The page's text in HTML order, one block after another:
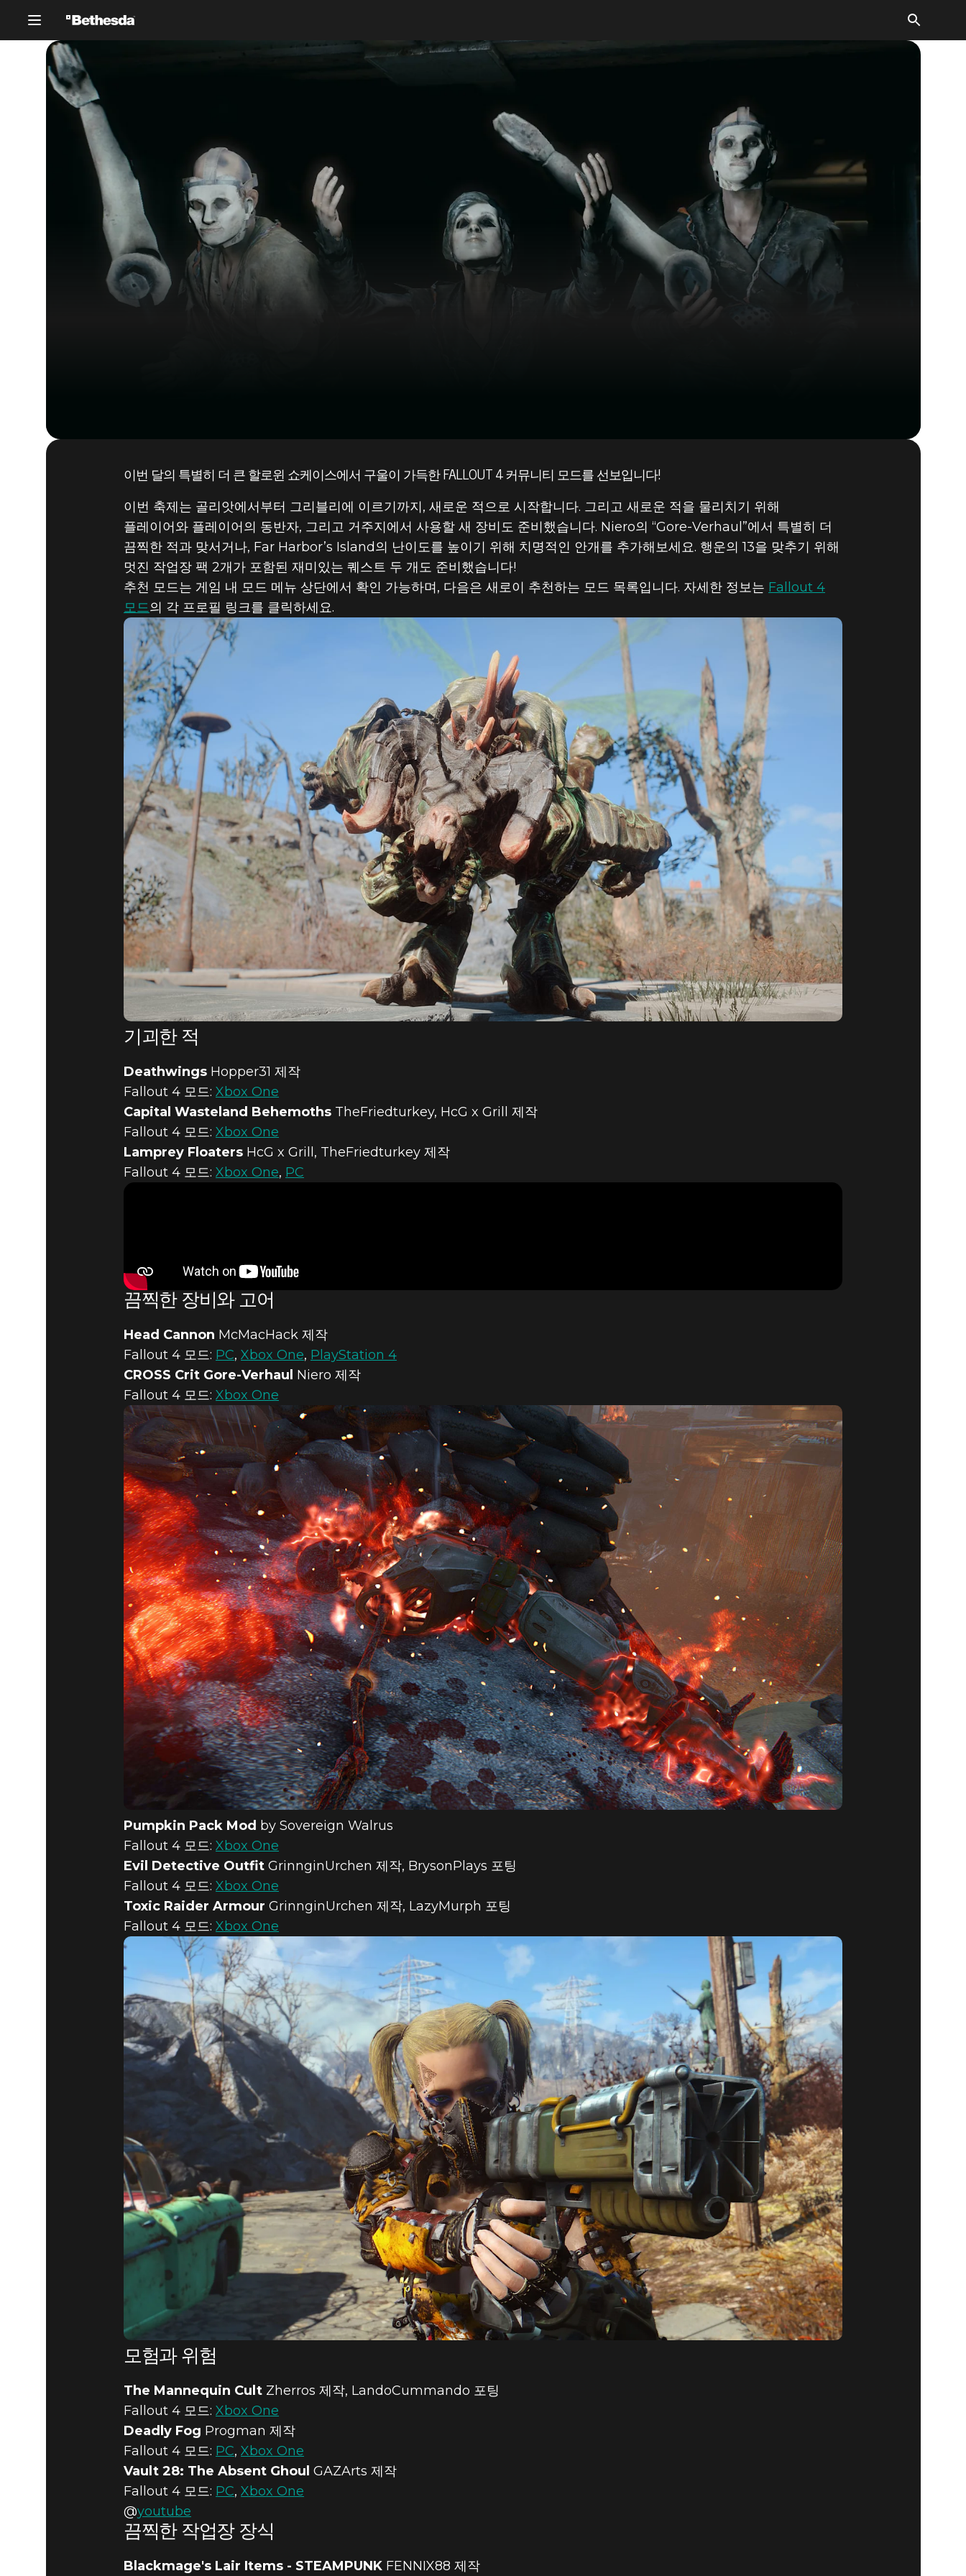
Fallout 4
BUY
GAME
Fallout 4 2020년 10월 02일
FALLOUT 4 – 10월의 추천 모드
이번 달의 특별히 더 큰 할로윈 쇼케이스에서 구울이 가득한 FALLOUT 4 커뮤니티 모드를 선보입니다!
이번 축제는 골리앗에서부터 그리블리에 이르기까지, 새로운 적으로 시작합니다. 그리고 새로운 적을 물리치기 위해
플레이어와 플레이어의 동반자, 그리고 거주지에서 사용할 새 장비도 준비했습니다. Niero의 “Gore-Verhaul”에서 특별히 더
끔찍한 적과 맞서거나, Far Harbor’s Island의 난이도를 높이기 위해 치명적인 안개를 추가해보세요. 행운의 13을 맞추기 위해
멋진 작업장 팩 2개가 포함된 재미있는 퀘스트 두 개도 준비했습니다!
추천 모드는 게임 내 모드 메뉴 상단에서 확인 가능하며, 다음은 새로이 추천하는 모드 목록입니다. 자세한 정보는 Fallout 4
모드의 각 프로필 링크를 클릭하세요.
기괴한 적
Deathwings Hopper31 제작
Fallout 4 모드: Xbox One
Capital Wasteland Behemoths TheFriedturkey, HcG x Grill 제작
Fallout 4 모드: Xbox One
Lamprey Floaters HcG x Grill, TheFriedturkey 제작
Fallout 4 모드: Xbox One, PC
끔찍한 장비와 고어
Head Cannon McMacHack 제작
Fallout 4 모드: PC, Xbox One, PlayStation 4
CROSS Crit Gore-Verhaul Niero 제작
Fallout 4 모드: Xbox One
Pumpkin Pack Mod by Sovereign Walrus
Fallout 4 모드: Xbox One
Evil Detective Outfit GrinnginUrchen 제작, BrysonPlays 포팅
Fallout 4 모드: Xbox One
Toxic Raider Armour GrinnginUrchen 제작, LazyMurph 포팅
Fallout 4 모드: Xbox One
모험과 위험
The Mannequin Cult Zherros 제작, LandoCummando 포팅
Fallout 4 모드: Xbox One
Deadly Fog Progman 제작
Fallout 4 모드: PC, Xbox One
Vault 28: The Absent Ghoul GAZArts 제작
Fallout 4 모드: PC, Xbox One
@youtube
끔찍한 작업장 장식
Blackmage's Lair Items - STEAMPUNK FENNIX88 제작